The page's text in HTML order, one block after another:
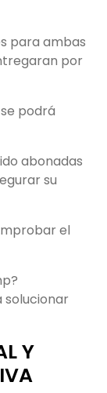
para ambas
por
podrá
abonadas
su
el
Y